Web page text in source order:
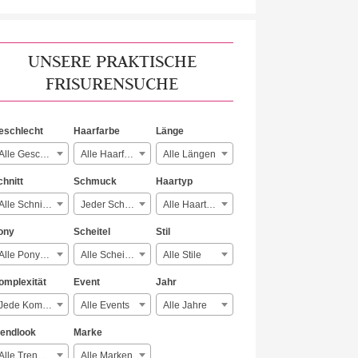
UNSERE PRAKTISCHE
FRISURENSUCHE
Alle Geschlechter
Haarfarbe
Alle Haarfarben
Länge
Alle Längen
Alle Schnitte
Schmuck
Jeder Schmuck
Haartyp
Alle Haartypen
Alle Ponyarten
Scheitel
Alle Scheitelarten
Stil
Alle Stile
Jede Komplexität
Event
Alle Events
Jahr
Alle Jahre
Alle Trendlooks
Marke
Alle Marken